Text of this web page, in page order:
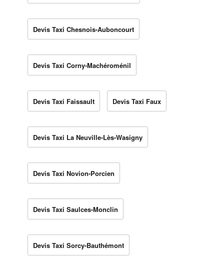
Devis Taxi Chesnois-Auboncourt
Devis Taxi Corny-Machéroménil
Devis Taxi Faissault Devis Taxi Faux
Devis Taxi La Neuville-Lès-Wasigny
Devis Taxi Novion-Porcien
Devis Taxi Saulces-Monclin
Devis Taxi Sorcy-Bauthémont